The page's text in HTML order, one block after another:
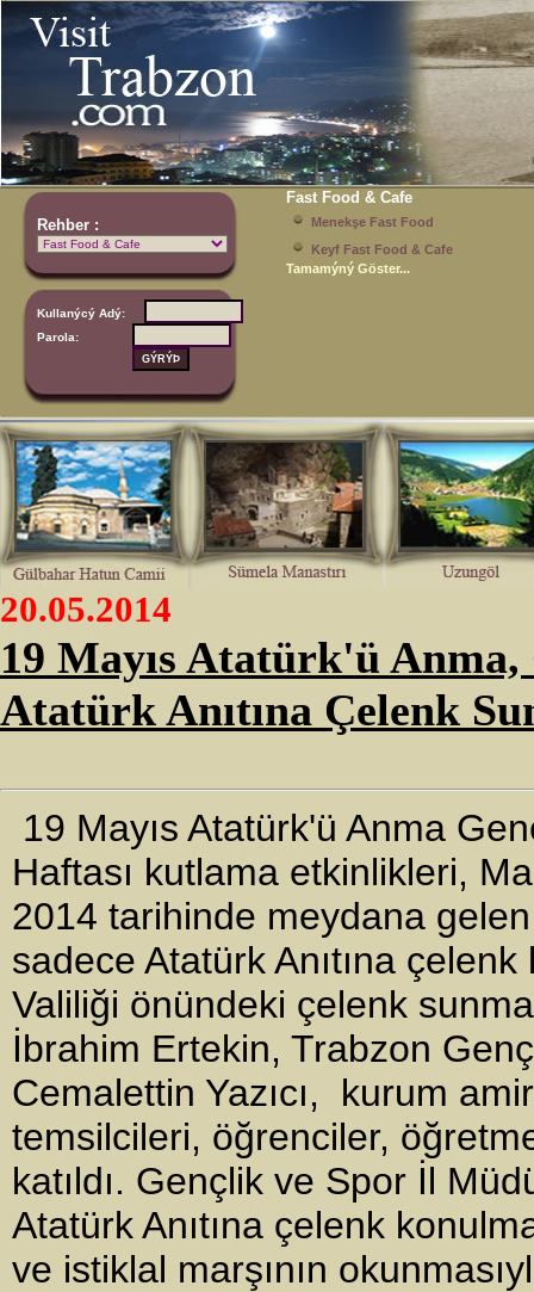
Rehber :
Fast Food & Cafe
Menekşe Fast Food
Keyf Fast Food & Cafe
Tamamýný Göster...
Kullanýcý Adý:
Parola:
20.05.2014
19 Mayıs Atatürk'ü
Atatürk Anıtına Çelenk
19 Mayıs Atatürk'ü Anma
Haftası kutlama etkinlikleri,
2014 tarihinde meydana
sadece Atatürk Anıtına
Valiliği önündeki çelenk
İbrahim Ertekin, Trabzon
Cemalettin Yazıcı, kurum
temsilcileri, öğrenciler,
katıldı. Gençlik ve Spor İl
Atatürk Anıtına çelenk
ve istiklal marşının